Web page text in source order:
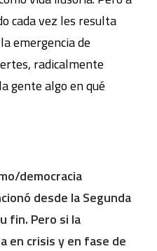
cada vez les resulta
emergencia de
radicalmente
gente algo en qué
democracia
desde la Segunda
fin. Pero si la
en crisis y en fase de